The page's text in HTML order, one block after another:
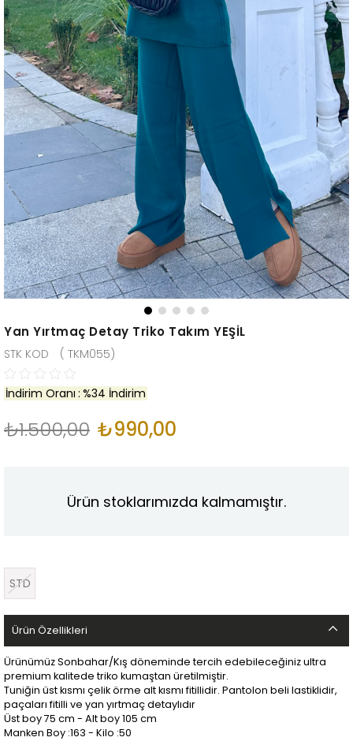
Yan Yırtmaç Detay Triko Takım YEŞİL
( TKM055)
İndirim Oranı : %34 İndirim
₺1.500,00 ₺990,00
Ürün stoklarımızda kalmamıştır.
STD
Ürün Özellikleri
Ürünümüz Sonbahar/Kış döneminde tercih edebileceğiniz ultra
premium kalitede triko kumaştan üretilmiştir.
Tuniğin üst kısmı çelik örme alt kısmı fitillidir. Pantolon beli lastiklidir,
paçaları fitilli ve yan yırtmaç detaylıdır
Üst boy 75 cm - Alt boy 105 cm
Manken Boy :163 - Kilo :50